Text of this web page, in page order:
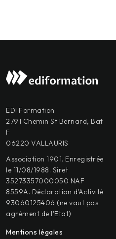
EDI Formation
2791 Chemin St Bernard, Bat
F
06220 VALLAURIS
Association 1901. Enregistrée
le 11/08/1988. Siret
35273357000050 NAF
8559A. Déclaration d’Activité
93060125406 (ne vaut pas
agrément de l’Etat)
Mentions légales